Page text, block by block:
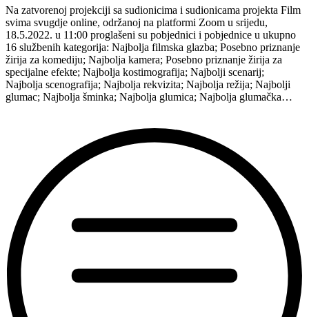
Festivalu”
Na zatvorenoj projekciji sa sudionicima i sudionicama projekta Film
svima svugdje online, održanoj na platformi Zoom u srijedu,
18.5.2022. u 11:00 proglašeni su pobjednici i pobjednice u ukupno
16 službenih kategorija: Najbolja filmska glazba; Posebno priznanje
žirija za komediju; Najbolja kamera; Posebno priznanje žirija za
specijalne efekte; Najbolja kostimografija; Najbolji scenarij;
Najbolja scenografija; Najbolja rekvizita; Najbolja režija; Najbolji
glumac; Najbolja šminka; Najbolja glumica; Najbolja glumačka…